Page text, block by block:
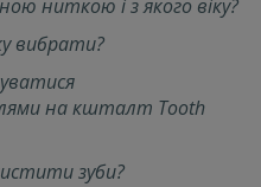
ниткою і з якого віку?
вибрати?
на кшталт Tooth
зуби?